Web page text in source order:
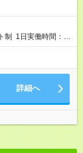
業のほか、販売計
長へ昇進すれば給
希望を出せ、商品
タッフへの挑戦も
を広げられる環境
制 1日実働時間：最
月平均残業時間20～30h程度
詳細へ